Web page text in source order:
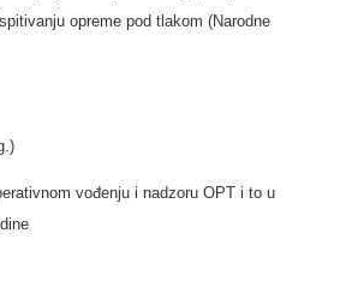
opreme pod tlakom (Narodne
vođenju i nadzoru OPT i to u